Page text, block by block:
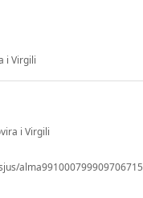
i Virgili
i Virgili
alma991000799909706715